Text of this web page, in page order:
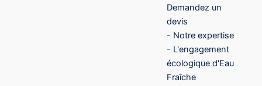
Demandez un
devis
- Notre expertise
- L'engagement
écologique d'Eau
Fraîche